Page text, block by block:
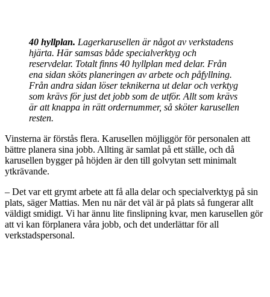
40 hyllplan. Lagerkarusellen är något av verkstadens
hjärta. Här samsas både specialverktyg och
reservdelar. Totalt finns 40 hyllplan med delar. Från
ena sidan sköts planeringen av arbete och påfyllning.
Från andra sidan löser teknikerna ut delar och verktyg
som krävs för just det jobb som de utför. Allt som krävs
är att knappa in rätt ordernummer, så sköter karusellen
resten.
Vinsterna är förstås flera. Karusellen möjliggör för personalen att
bättre planera sina jobb. Allting är samlat på ett ställe, och då
karusellen bygger på höjden är den till golvytan sett minimalt
ytkrävande.
– Det var ett grymt arbete att få alla delar och specialverktyg på sin
plats, säger Mattias. Men nu när det väl är på plats så fungerar allt
väldigt smidigt. Vi har ännu lite finslipning kvar, men karusellen gör
att vi kan förplanera våra jobb, och det underlättar för all
verkstadspersonal.